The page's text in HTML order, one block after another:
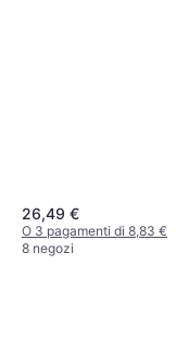
26,49 €
O 3 pagamenti di 8,83 €
8 negozi